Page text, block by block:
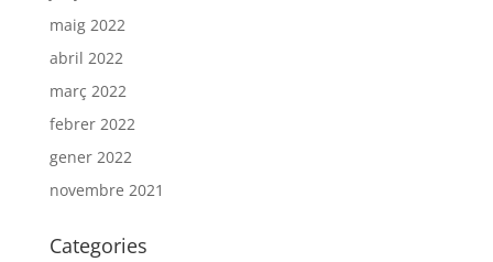
maig 2022
abril 2022
març 2022
febrer 2022
gener 2022
novembre 2021
Categories